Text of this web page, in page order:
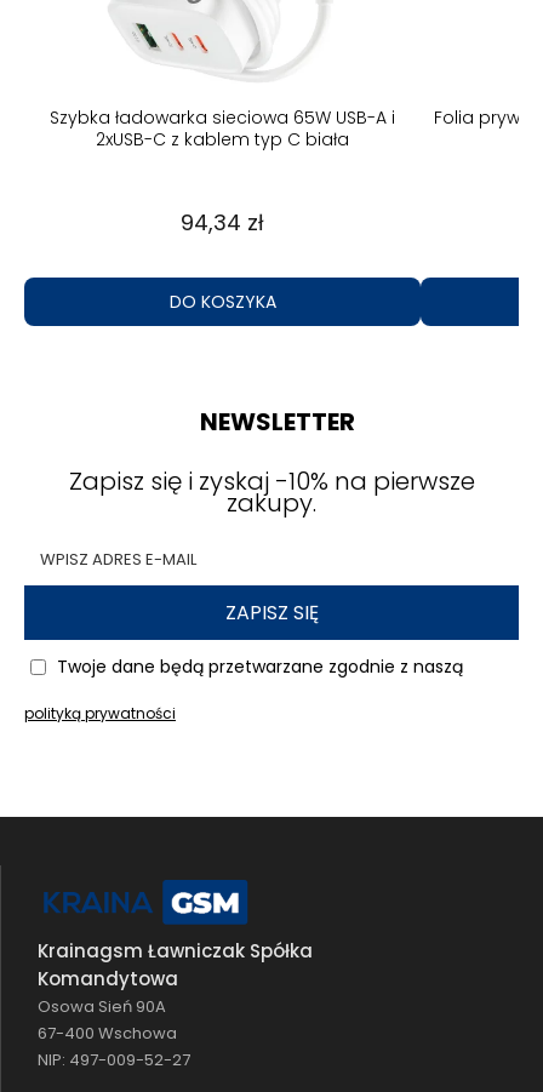
Szybka ładowarka sieciowa 65W USB-A i
2xUSB-C z kablem typ C biała
94,34 zł
DO KOSZYKA
Folia
NEWSLETTER
Zapisz się i zyskaj -10% na pierwsze
zakupy.
ZAPISZ SIĘ
Twoje dane będą przetwarzane zgodnie z naszą
polityką prywatności
Krainagsm Ławniczak Spółka
Komandytowa
Osowa Sień 90A
67-400 Wschowa
NIP: 497-009-52-27